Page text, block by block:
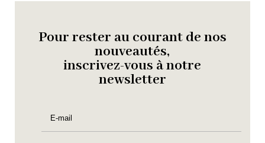
Pour rester au courant de nos
nouveautés,
inscrivez-vous à notre
newsletter